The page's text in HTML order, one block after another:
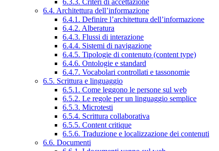
6.3.3. Criteri di accettazione
6.4. Architettura dell’informazione
6.4.1. Definire l’architettura dell’informazione
6.4.2. Alberatura
6.4.3. Flussi di interazione
6.4.4. Sistemi di navigazione
6.4.5. Tipologie di contenuto (content type)
6.4.6. Ontologie e standard
6.4.7. Vocabolari controllati e tassonomie
6.5. Scrittura e linguaggio
6.5.1. Come leggono le persone sul web
6.5.2. Le regole per un linguaggio semplice
6.5.3. Microtesti
6.5.4. Scrittura collaborativa
6.5.5. Content critique
6.5.6. Traduzione e localizzazione dei contenuti
6.6. Documenti